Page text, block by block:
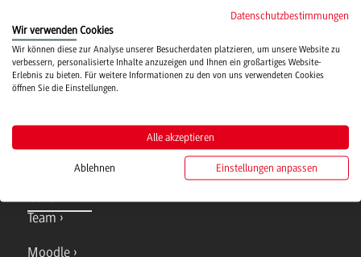
74076
Heilbronn
Quicklinks
Team
Moodle
Datenschutzbestimmungen
Wir verwenden Cookies
Wir können diese zur Analyse unserer Besucherdaten platzieren, um unsere Website zu
verbessern, personalisierte Inhalte anzuzeigen und Ihnen ein großartiges Website-
Erlebnis zu bieten. Für weitere Informationen zu den von uns verwendeten Cookies
öffnen Sie die Einstellungen.
Alle akzeptieren
Ablehnen Einstellungen anpassen